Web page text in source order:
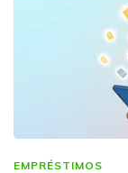
EMPRÉSTIMOS